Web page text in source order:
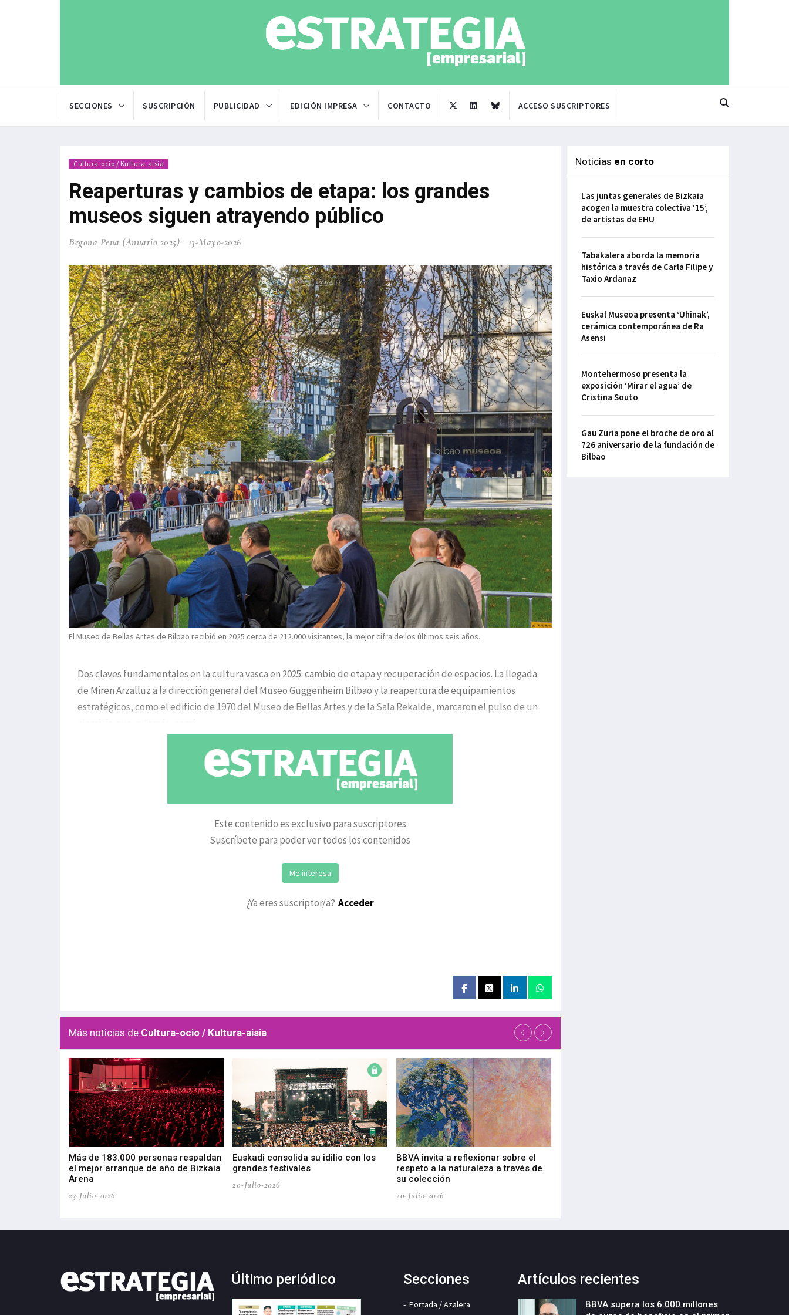
SECCIONES SUSCRIPCIÓN PUBLICIDAD EDICIÓN IMPRESA CONTACTO ACCESO SUSCRIPTORES
Cultura-ocio / Kultura-aisia
Reaperturas y cambios de etapa: los grandes
museos siguen atrayendo público
Begoña Pena (Anuario 2025) 13-Mayo-2026
El Museo de Bellas Artes de Bilbao recibió en 2025 cerca de 212.000 visitantes, la mejor cifra de los últimos seis años.
Dos claves fundamentales en la cultura vasca en 2025: cambio de etapa y recuperación de espacios. La llegada
de Miren Arzalluz a la dirección general del Museo Guggenheim Bilbao y la reapertura de equipamientos
estratégicos, como el edificio de 1970 del Museo de Bellas Artes y de la Sala Rekalde, marcaron el pulso de un
ejercicio que, además, cerró
Este contenido es exclusivo para suscriptores
Suscríbete para poder ver todos los contenidos
Me interesa
¿Ya eres suscriptor/a? Acceder
Más noticias de Cultura-ocio / Kultura-aisia
Más de 183.000 personas respaldan
el mejor arranque de año de Bizkaia
Arena
23-Julio-2026
Euskadi consolida su idilio con los
grandes festivales
20-Julio-2026
BBVA invita a reflexionar sobre el
respeto a la naturaleza a través de
su colección
20-Julio-2026
Noticias en corto
Las juntas generales de Bizkaia
acogen la muestra colectiva ‘15’,
de artistas de EHU
Tabakalera aborda la memoria
histórica a través de Carla Filipe y
Taxio Ardanaz
Euskal Museoa presenta ‘Uhinak’,
cerámica contemporánea de Ra
Asensi
Montehermoso presenta la
exposición ‘Mirar el agua’ de
Cristina Souto
Gau Zuria pone el broche de oro al
726 aniversario de la fundación de
Bilbao
Último periódico Secciones
Portada / Azalera
Artículos recientes
BBVA supera los 6.000 millones